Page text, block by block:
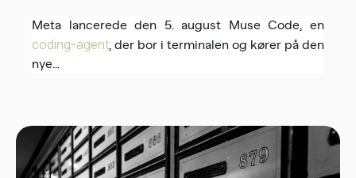
Meta lancerede den 5. august Muse Code, en
coding-agent, der bor i terminalen og kører på den
nye...